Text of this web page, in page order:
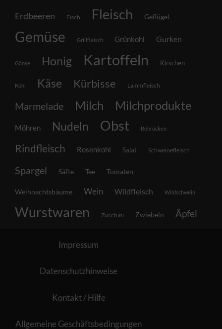
Erdbeeren Fisch Fleisch Geflügel
Gemüse Grillfleisch Grünkohl Gurken
Gänse Honig Kartoffeln Kirschen
Kohl Käse Kürbisse Lammfleisch
Marmelade Milch Milchprodukte
Möhren Nudeln Obst Rehrücken
Rindfleisch Rosenkohl Salat Schweinefleisch
Spargel Säfte Tee Tomaten
Weihnachtsbäume Wein Wildfleisch Wildschwein
Wurstwaren Zucchini Zwiebeln Äpfel
Impressum
Datenschutzhinweise
Kontakt / Hilfe
Allgemeine Geschäftsbedingungen